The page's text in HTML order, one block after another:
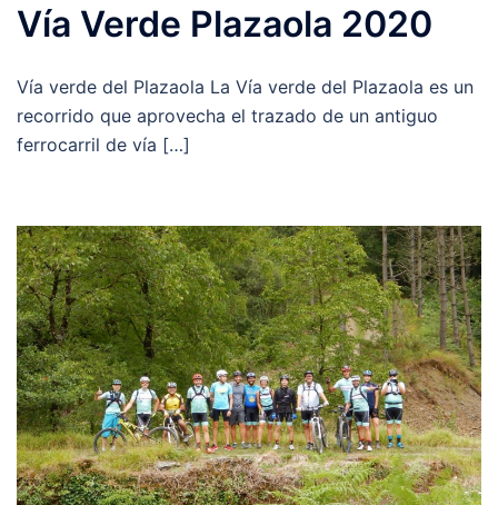
Vía Verde Plazaola 2020
Vía verde del Plazaola La Vía verde del Plazaola es un
recorrido que aprovecha el trazado de un antiguo
ferrocarril de vía […]